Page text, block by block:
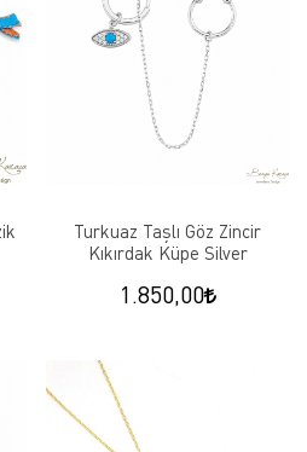
Turkuaz Taşlı Göz Zincir
Kıkırdak Küpe Silver
1.850,00